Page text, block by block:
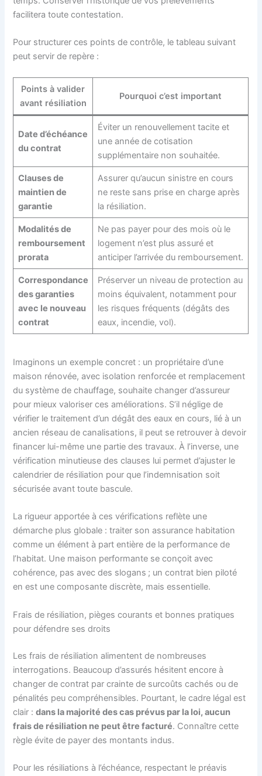
facilitera toute contestation.
Pour structurer ces points de contrôle, le tableau suivant
peut servir de repère :
Points à valider
avant résiliation
Pourquoi c’est important
Date d’échéance
du contrat
Éviter un renouvellement tacite et
une année de cotisation
supplémentaire non souhaitée.
Clauses de
maintien de
garantie
Assurer qu’aucun sinistre en cours
ne reste sans prise en charge après
la résiliation.
Modalités de
remboursement
prorata
Ne pas payer pour des mois où le
logement n’est plus assuré et
anticiper l’arrivée du remboursement.
Correspondance
des garanties
avec le nouveau
contrat
Préserver un niveau de protection au
moins équivalent, notamment pour
les risques fréquents (dégâts des
eaux, incendie, vol).
Imaginons un exemple concret : un propriétaire d’une
maison rénovée, avec isolation renforcée et remplacement
du système de chauffage, souhaite changer d’assureur
pour mieux valoriser ces améliorations. S’il néglige de
vérifier le traitement d’un dégât des eaux en cours, lié à un
ancien réseau de canalisations, il peut se retrouver à devoir
financer lui-même une partie des travaux. À l’inverse, une
vérification minutieuse des clauses lui permet d’ajuster le
calendrier de résiliation pour que l’indemnisation soit
sécurisée avant toute bascule.
La rigueur apportée à ces vérifications reflète une
démarche plus globale : traiter son assurance habitation
comme un élément à part entière de la performance de
l’habitat. Une maison performante se conçoit avec
cohérence, pas avec des slogans ; un contrat bien piloté
en est une composante discrète, mais essentielle.
Frais de résiliation, pièges courants et bonnes pratiques
pour défendre ses droits
Les frais de résiliation alimentent de nombreuses
interrogations. Beaucoup d’assurés hésitent encore à
changer de contrat par crainte de surcoûts cachés ou de
pénalités peu compréhensibles. Pourtant, le cadre légal est
clair :dans la majorité des cas prévus par la loi, aucun
frais de résiliation ne peut être facturé. Connaître cette
règle évite de payer des montants indus.
Pour les résiliations à l’échéance, respectant le préavis